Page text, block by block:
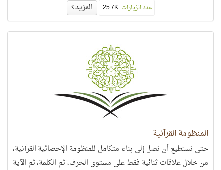
عدد الزيارات:25.7K المزيد
المنظومة القرآنية
حتى نستطيع أن نصل إلى بناء متكامل للمنظومة الإحصائية القرآنية،
من خلال علاقات ثنائية فقط على مستوى الحرف، ثم الكلمة، ثم الآية